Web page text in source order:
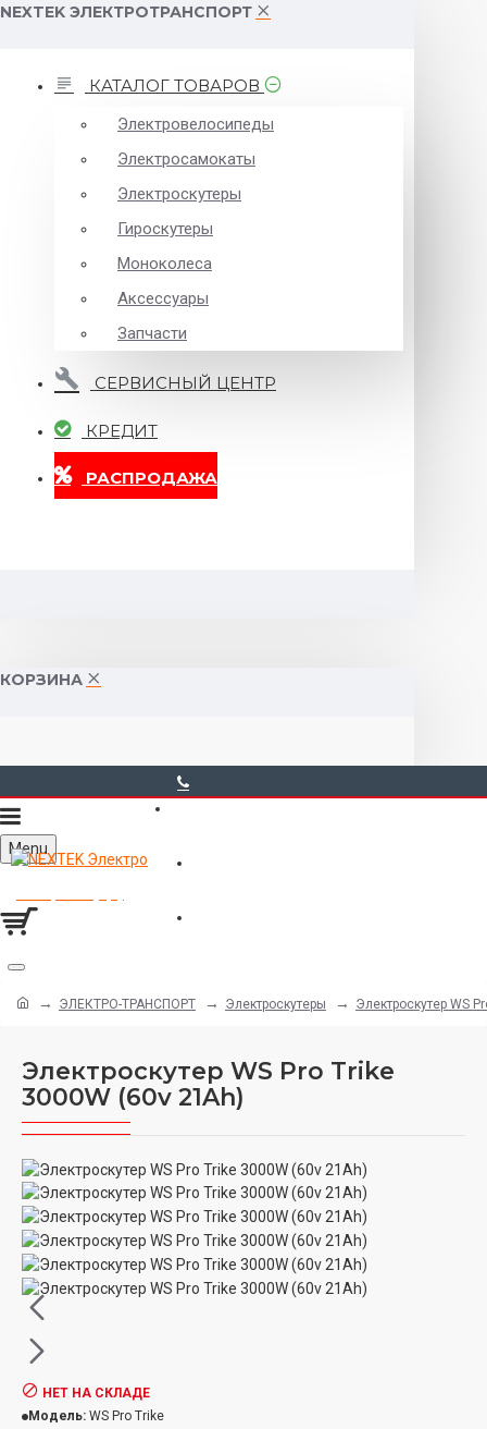
NEXTEK ЭЛЕКТРОТРАНСПОРТ
КАТАЛОГ ТОВАРОВ
Электровелосипеды
Электросамокаты
Электроскутеры
Гироскутеры
Моноколеса
Аксессуары
Запчасти
СЕРВИСНЫЙ ЦЕНТР
КРЕДИТ
РАСПРОДАЖА
КОРЗИНА
Menu
ЭЛЕКТРО-ТРАНСПОРТ Электроскутеры Электроскутер WS
Электроскутер WS Pro Trike
3000W (60v 21Ah)
НЕТ НА СКЛАДЕ
Модель: WS Pro Trike